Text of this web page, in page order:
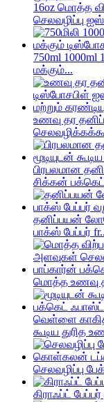
16oz மொத்த
செலவழிப்பு
750ml 1000ml
மக்கும்...
உணவு தர
பிரபலமான
சிக்கன்
தனிப்பயன்
பாக்ஸ் பேப்பர்
மொத்த உணவு
வெள்ளை
கூடிய துரித
செலவழிப்பு
கிராஃப்ட்